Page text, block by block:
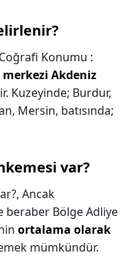
Coğrafi Konumu :
Akdeniz
Kuzeyinde; Burdur,
Mersin, batısında;
var?
Ancak
beraber Bölge Adliye
ortalama olarak
mümkündür.